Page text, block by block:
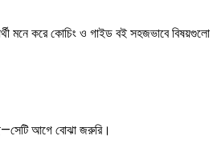
মনে করে কোচিং ও গাইড বই সহজভাবে বিষয়গুলো
আগে বোঝা জরুরি।